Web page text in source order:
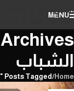
Skip to navigation
MENU
الشباب
Home
/Posts Tagged "علاج حبوب الشباب"